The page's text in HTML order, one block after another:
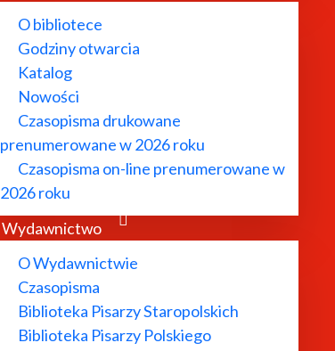
O bibliotece
Godziny otwarcia
Katalog
Nowości
Czasopisma drukowane
prenumerowane w 2026 roku
Czasopisma on-line prenumerowane w
2026 roku
Wydawnictwo
O Wydawnictwie
Czasopisma
Biblioteka Pisarzy Staropolskich
Biblioteka Pisarzy Polskiego
Zobacz także